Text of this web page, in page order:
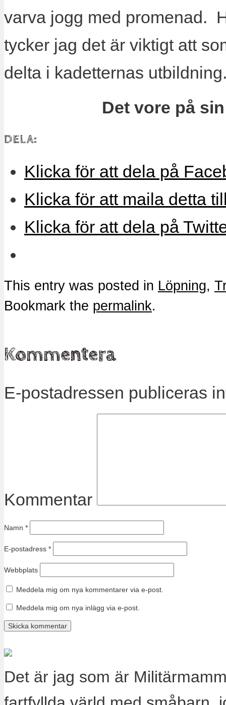
varva jogg med promenad.
tycker jag det är viktigt att
delta i kadetternas
Det vore på
DELA:
Klicka för att dela på
Klicka för att maila detta
Klicka för att dela på
This entry was posted in Löpning,
Bookmark the permalink.
Kommentera
E-postadressen publiceras
Kommentar
Namn *
E-postadress *
Webbplats
Meddela mig om nya kommentarer via e-post.
Meddela mig om nya inlägg via e-post.
Det är jag som är